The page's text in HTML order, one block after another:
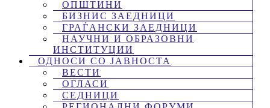
ОПШТИНИ
БИЗНИС ЗАЕДНИЦИ
ГРАЃАНСКИ ЗАЕДНИЦИ
НАУЧНИ И ОБРАЗОВНИ
ИНСТИТУЦИИ
ОДНОСИ СО ЈАВНОСТА
ВЕСТИ
ОГЛАСИ
СЕДНИЦИ